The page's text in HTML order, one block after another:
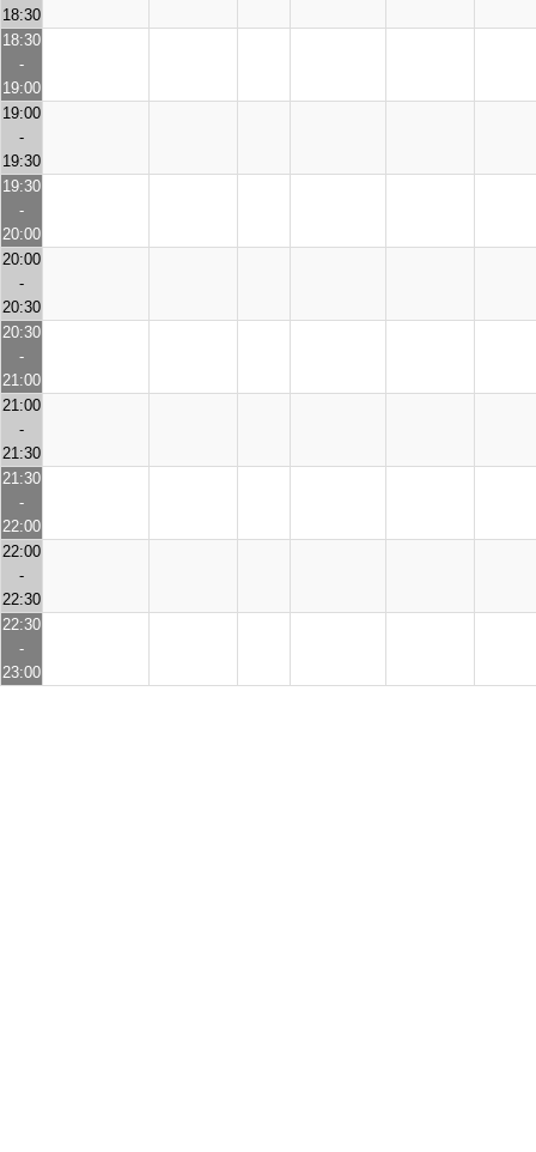
18:30
18:30
-
19:00
19:00
-
19:30
19:30
-
20:00
20:00
-
20:30
20:30
-
21:00
21:00
-
21:30
21:30
-
22:00
22:00
-
22:30
22:30
-
23:00